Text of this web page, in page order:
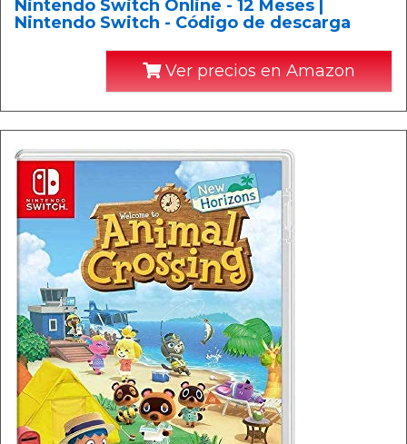
Nintendo Switch Online - 12 Meses |
Nintendo Switch - Código de descarga
Ver precios en Amazon